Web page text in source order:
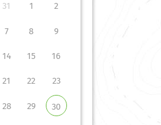
31 1 2
7 8 9
14 15 16
21 22 23
28 29 30